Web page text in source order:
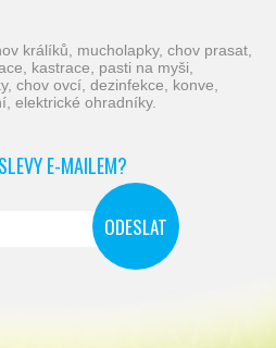
kastrace, pasti na myši,
chov ovcí, dezinfekce, konve,
elektrické ohradníky.
E-MAILEM?